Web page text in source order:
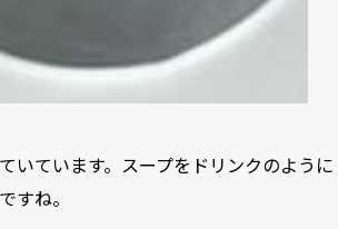
いています。スープをドリンクのように
すね。